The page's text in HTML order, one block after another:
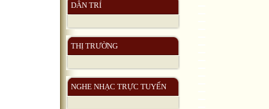
DÂN TRÍ
THỊ TRƯỜNG
NGHE NHẠC TRỰC TUYẾN